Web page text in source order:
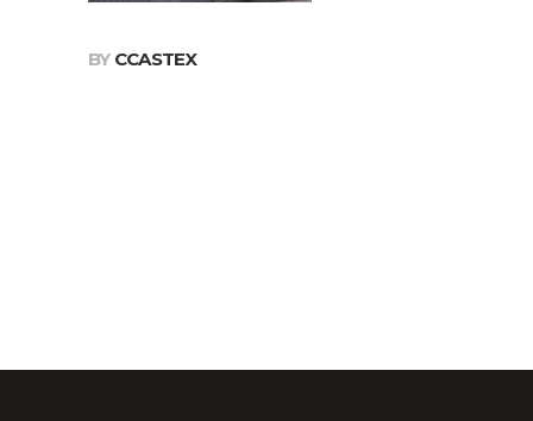
BY CCASTEX